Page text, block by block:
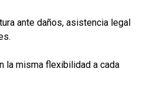
ante daños, asistencia legal
la misma flexibilidad a cada